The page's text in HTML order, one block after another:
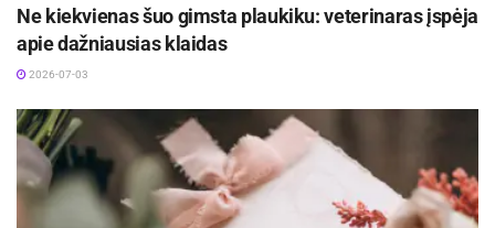
Ne kiekvienas šuo gimsta plaukiku: veterinaras įspėja
apie dažniausias klaidas
2026-07-03